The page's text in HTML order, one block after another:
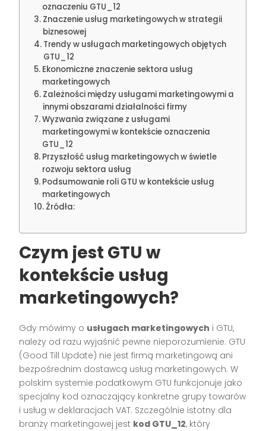
oznaczeniu GTU_12
Znaczenie usług marketingowych w strategii
biznesowej
Trendy w usługach marketingowych objętych
GTU_12
Ekonomiczne znaczenie sektora usług
marketingowych
Zależności między usługami marketingowymi a
innymi obszarami działalności firmy
Wyzwania związane z usługami
marketingowymi w kontekście oznaczenia
GTU_12
Przyszłość usług marketingowych w świetle
rozwoju sektora usług
Podsumowanie roli GTU w kontekście usług
marketingowych
Źródła:
Czym jest GTU w
kontekście usług
marketingowych?
Gdy mówimy o usługach marketingowych i GTU,
należy od razu wyjaśnić pewne nieporozumienie. GTU
(Good Till Update) nie jest firmą marketingową ani
bezpośrednim dostawcą usług marketingowych. W
polskim systemie podatkowym GTU funkcjonuje jako
specjalny kod oznaczający konkretne grupy towarów
i usług w deklaracjach VAT. Szczególnie istotny dla
branży marketingowej jest kod GTU_12, który